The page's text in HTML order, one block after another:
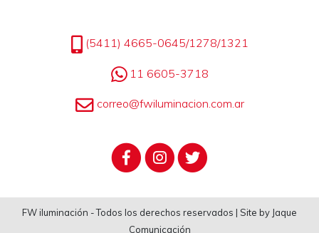
(5411) 4665-0645/1278/1321
11 6605-3718
correo@fwiluminacion.com.ar
FW iluminación - Todos los derechos reservados | Site by Jaque
Comunicación